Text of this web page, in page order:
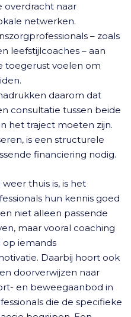
overdracht naar
netwerken.
– zoals
leefstijlcoaches – aan
toegerust voelen om
daarom dat
consultatie tussen beide
het traject moeten zijn.
is een structurele
financiering nodig.
thuis is, is het
hun kennis goed
niet alleen passende
maar vooral coaching
iemands
Daarbij hoort ook
doorverwijzen naar
en beweegaanbod in
die de specifieke